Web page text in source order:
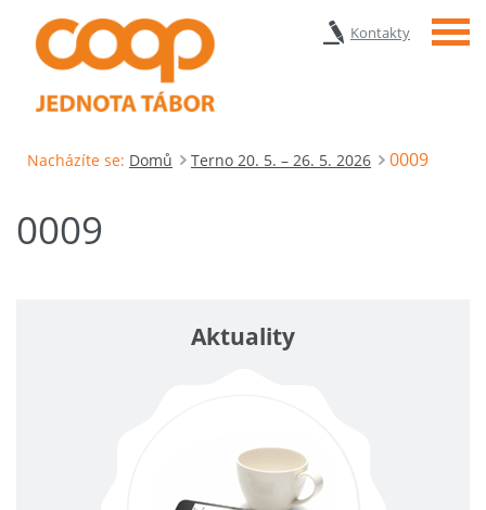
Kontakty Menu
Nacházíte se: Domů Terno 20. 5. – 26. 5. 2026 0009
0009
Aktuality